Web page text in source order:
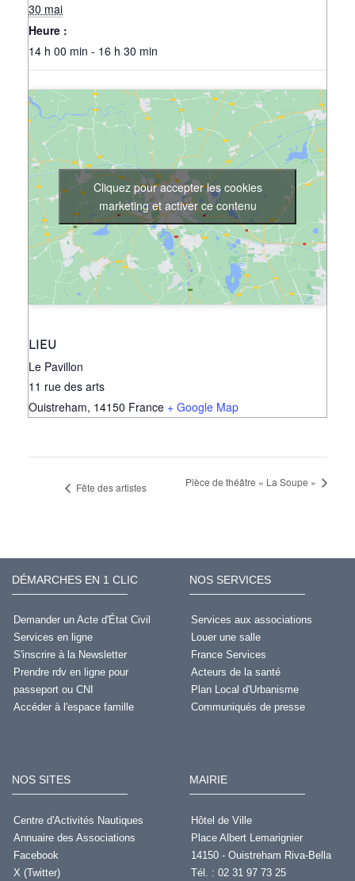
30 mai
Heure :
14 h 00 min - 16 h 30 min
LIEU
Le Pavillon
11 rue des arts
Ouistreham, 14150 France + Google Map
Cliquez pour accepter les cookies
marketing et activer ce contenu
Fête des artistes Pièce de théâtre « La Soupe »
DÉMARCHES EN 1 CLIC
Demander un Acte d'État Civil
Services en ligne
S'inscrire à la Newsletter
Prendre rdv en ligne pour
passeport ou CNI
Accéder à l'espace famille
NOS SERVICES
Services aux associations
Louer une salle
France Services
Acteurs de la santé
Plan Local d'Urbanisme
Communiqués de presse
NOS SITES
Centre d'Activités Nautiques
Annuaire des Associations
Facebook
X (Twitter)
MAIRIE
Hôtel de Ville
Place Albert Lemarignier
14150 - Ouistreham Riva-Bella
Tél. : 02 31 97 73 25